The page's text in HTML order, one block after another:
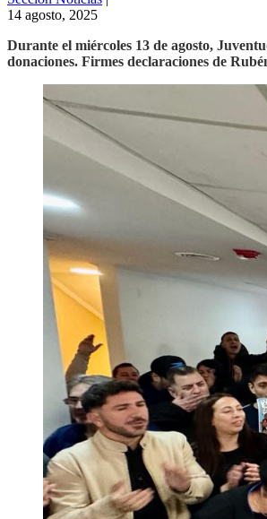
14 agosto, 2025
Durante el miércoles 13 de agosto,
donaciones. Firmes declaraciones de